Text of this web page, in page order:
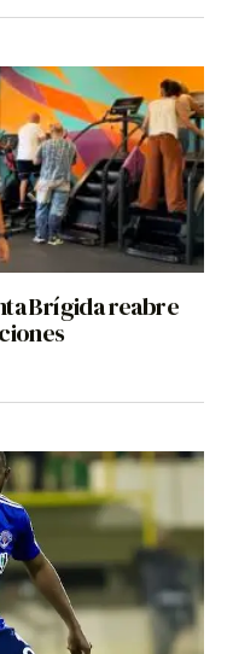
Brígida reabre